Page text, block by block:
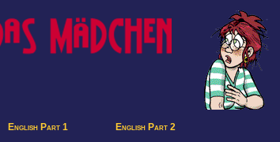
English Part 1 English Part 2